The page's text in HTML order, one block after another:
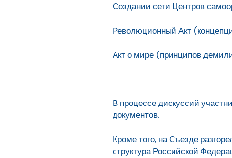
Создании сети Центров
Революционный Акт
Акт о мире (принципов
В процессе дискуссий
документов.
Кроме того, на Съезде
структура Российской